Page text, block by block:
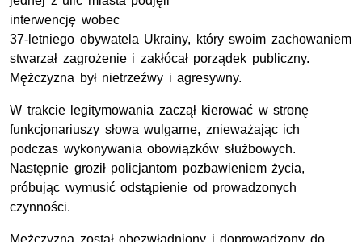
interwencję wobec
37‑letniego obywatela Ukrainy, który swoim zachowaniem
stwarzał zagrożenie i zakłócał porządek publiczny.
Mężczyzna był nietrzeźwy i agresywny.
W trakcie legitymowania zaczął kierować w stronę
funkcjonariuszy słowa wulgarne, znieważając ich
podczas wykonywania obowiązków służbowych.
Następnie groził policjantom pozbawieniem życia,
próbując wymusić odstąpienie od prowadzonych
czynności.